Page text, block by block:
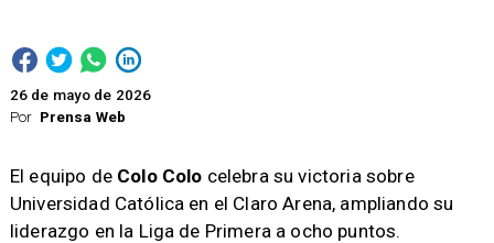
Por Prensa Web
26 de mayo de 2026
El equipo de Colo Colo celebra su victoria sobre
Universidad Católica en el Claro Arena, ampliando su
liderazgo en la Liga de Primera a ocho puntos.